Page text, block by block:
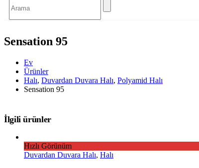
Sensation 95
Ev
Ürünler
Halı, Duvardan Duvara Halı, Polyamid Halı
Sensation 95
İlgili ürünler
Hızlı Görünüm
Duvardan Duvara Halı, Halı